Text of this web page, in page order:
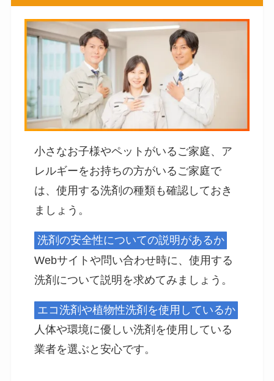
小さなお子様やペットがいるご家庭、ア
レルギーをお持ちの方がいるご家庭で
は、使用する洗剤の種類も確認しておき
ましょう。
洗剤の安全性についての説明があるか
Webサイトや問い合わせ時に、使用する
洗剤について説明を求めてみましょう。
エコ洗剤や植物性洗剤を使用しているか
人体や環境に優しい洗剤を使用している
業者を選ぶと安心です。